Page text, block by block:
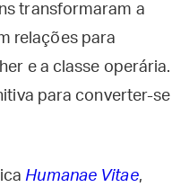
transformaram a
relações para
e a classe operária.
para converter-se
Humanae Vitae,